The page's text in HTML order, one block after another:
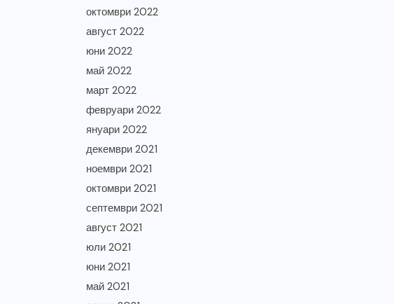
октомври 2022
август 2022
юни 2022
май 2022
март 2022
февруари 2022
януари 2022
декември 2021
ноември 2021
октомври 2021
септември 2021
август 2021
юли 2021
юни 2021
май 2021